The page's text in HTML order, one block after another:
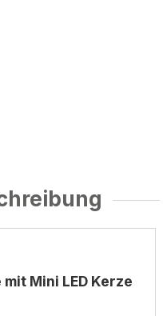
Mini LED Kerze